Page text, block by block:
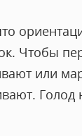
Чтобы
или